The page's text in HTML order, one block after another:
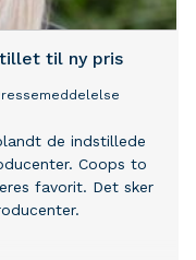
til ny pris
de indstillede
Coops to
favorit. Det sker